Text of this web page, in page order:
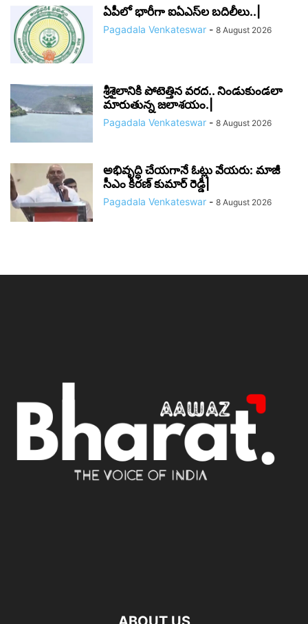
ఏపీలో భారీగా ఐఏఎస్‌ల బదిలీలు..|
Pagadala Venkateswar - 8 August 2026
శ్రీశైలానికి పోటెత్తిన వరద.. నిండుకుండలా
మారుతున్న జలాశయం.|
Pagadala Venkateswar - 8 August 2026
అభివృద్ధి చేయగానే ఓట్లు వేయరు: మాజీ
సీఎం కిరణ్ కుమార్ రెడ్డి|
Pagadala Venkateswar - 8 August 2026